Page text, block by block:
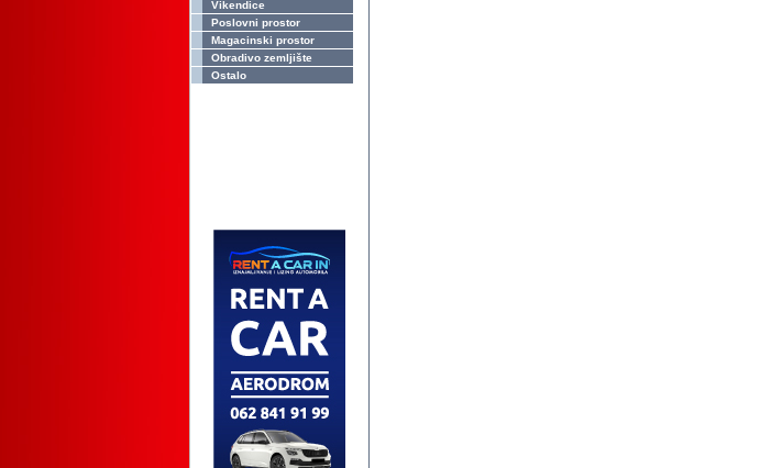
Vikendice
Poslovni prostor
Magacinski prostor
Obradivo zemljište
Ostalo